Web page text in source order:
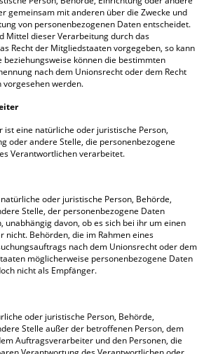
gemeinsam mit anderen über die Zwecke und
von personenbezogenen Daten entscheidet.
Mittel dieser Verarbeitung durch das
Recht der Mitgliedstaaten vorgegeben, so kann
beziehungsweise können die bestimmten
nach dem Unionsrecht oder dem Recht
werden.
eine natürliche oder juristische Person,
oder andere Stelle, die personenbezogene
Verantwortlichen verarbeitet.
oder juristische Person, Behörde,
Stelle, der personenbezogene Daten
unabhängig davon, ob es sich bei ihr um einen
nicht. Behörden, die im Rahmen eines
nach dem Unionsrecht oder dem
möglicherweise personenbezogene Daten
nicht als Empfänger.
oder juristische Person, Behörde,
Stelle außer der betroffenen Person, dem
Auftragsverarbeiter und den Personen, die